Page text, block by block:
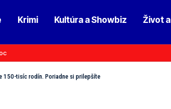
Krimi Kultúra a Showbiz Život
150-tisíc rodín. Poriadne si prilepšíte